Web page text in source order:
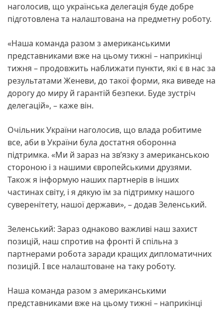
наголосив, що українська делегація буде добре
підготовлена та налаштована на предметну роботу.
«Наша команда разом з американськими
представниками вже на цьому тижні – наприкінці
тижня – продовжить наближати пункти, які є в нас за
результатами Женеви, до такої форми, яка виведе на
дорогу до миру й гарантій безпеки. Буде зустріч
делегацій», – каже він.
Очільник України наголосив, що влада робитиме
все, аби в України була достатня оборонна
підтримка. «Ми й зараз на зв’язку з американською
стороною і з нашими європейськими друзями.
Також я інформую наших партнерів в інших
частинах світу, і я дякую їм за підтримку нашого
суверенітету, нашої держави», – додав Зеленський.
Зеленський: Зараз однаково важливі наш захист
позицій, наш спротив на фронті й спільна з
партнерами робота заради кращих дипломатичних
позицій. І все налаштоване на таку роботу.
Наша команда разом з американськими
представниками вже на цьому тижні – наприкінці